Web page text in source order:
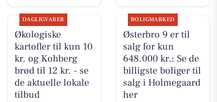
DAGLIGVARER
Økologiske
kartofler til kun 10
kr. og Kohberg
brød til 12 kr. - se
de aktuelle lokale
tilbud
BOLIGMARKED
Østerbro 9 er til
salg for kun
648.000 kr.: Se de
billigste boliger til
salg i Holmegaard
her